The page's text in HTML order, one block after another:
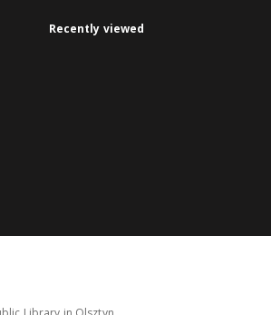
Recently viewed